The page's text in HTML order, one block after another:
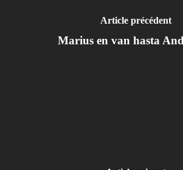
Article précédent
Marius en van hasta